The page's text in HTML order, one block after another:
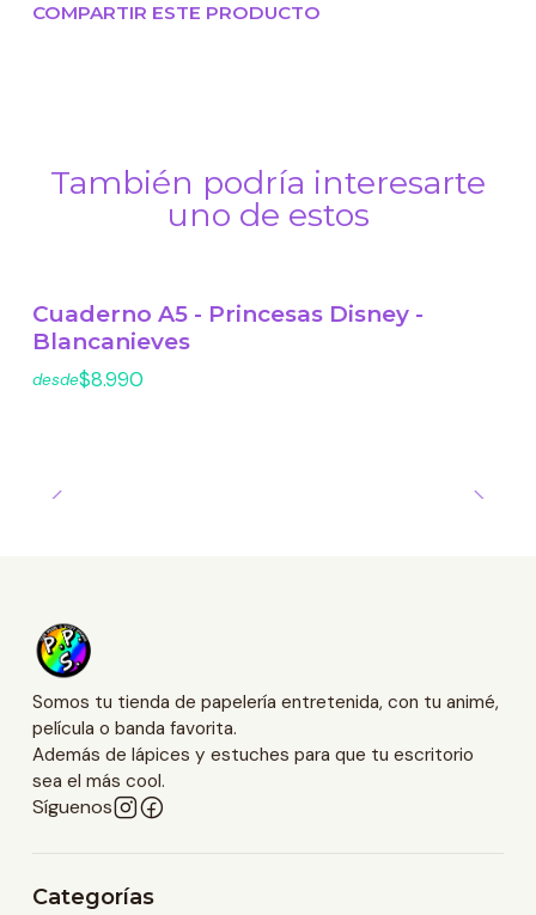
COMPARTIR ESTE PRODUCTO
También podría interesarte
uno de estos
Cuaderno A5 - Princesas Disney -
Blancanieves
desde$8.990
Somos tu tienda de papelería entretenida, con tu animé,
película o banda favorita.
Además de lápices y estuches para que tu escritorio
sea el más cool.
Síguenos
Categorías